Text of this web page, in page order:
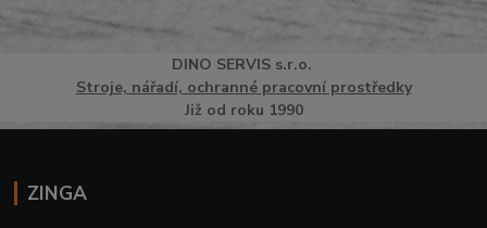
DINO SERVISs.r.o.
Stroje, nářadí, ochranné pracovní prostředky
Již od roku 1990
ZINGA